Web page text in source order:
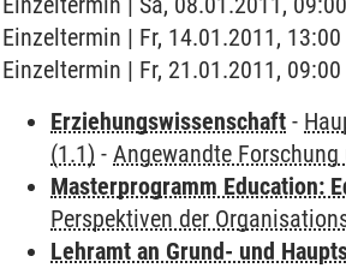
Einzeltermin | Fr, 14.01.2011,
Einzeltermin | Fr, 21.01.2011,
Erziehungswissenschaft -
(1.1) -Angewandte
Masterprogramm Education:
Perspektiven der
Lehramt an Grund- und